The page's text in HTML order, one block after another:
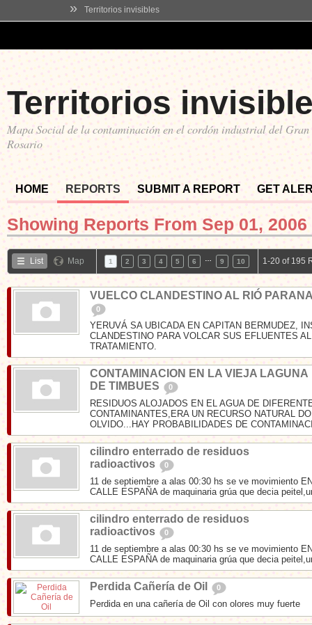
» Territorios invisibles
Territorios
Mapa Social de la contaminación en el cordón industrial del Gran
Rosario
HOME REPORTS SUBMIT A REPORT GET
Showing Reports From Sep 01,
List Map 1 2 3 4 5 6 9 10 1-20 of 195
VUELCO CLANDESTINO AL RIÓ PARANA
0
YERUVÁ SA UBICADA EN CAPITAN BERMUDEZ,
CLANDESTINO PARA VOLCAR SUS EFLUENTES
TRATAMIENTO.
CONTAMINACION EN LA VIEJA LAGUNA
DE TIMBUES
0
RESIDUOS ALOJADOS EN EL AGUA DE
CONTAMINANTES,ERA UN RECURSO NATURAL
OLVIDO...HAY PROBABILIDADES DE
cilindro enterrado de residuos
radioactivos
0
11 de septiembre a alas 00:30 hs se ve movimiento
CALLE ESPAÑA de maquinaria grúa que decia
cilindro enterrado de residuos
radioactivos
0
11 de septiembre a alas 00:30 hs se ve movimiento
CALLE ESPAÑA de maquinaria grúa que decia
Perdida Cañería de Oil 0
Perdida en una cañería de Oil con olores muy fuerte